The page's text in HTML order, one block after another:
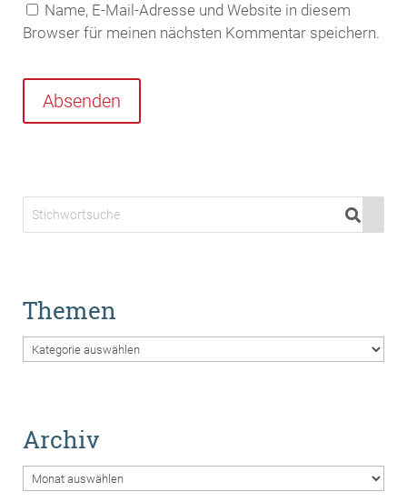
Name, E-Mail-Adresse und Website in diesem
Browser für meinen nächsten Kommentar speichern.
Absenden
Themen
Themen
Archiv
Archiv